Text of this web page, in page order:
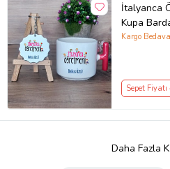
İtalyanca
Kupa
Kargo Bedava
Sepet Fiyatı
Daha Fazla